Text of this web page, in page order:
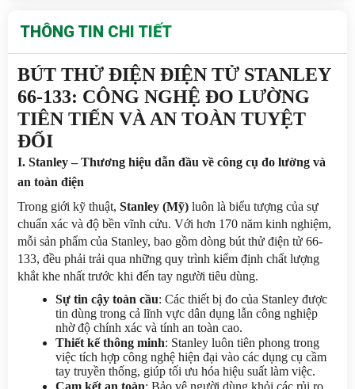
THÔNG TIN CHI TIẾT
BÚT THỬ ĐIỆN ĐIỆN TỬ STANLEY
66-133: CÔNG NGHỆ ĐO LƯỜNG
TIÊN TIẾN VÀ AN TOÀN TUYỆT
ĐỐI
I. Stanley – Thương hiệu dẫn đầu về công cụ đo lường và
an toàn điện
Trong giới kỹ thuật, Stanley (Mỹ) luôn là biểu tượng của sự
chuẩn xác và độ bền vĩnh cửu. Với hơn 170 năm kinh nghiệm,
mỗi sản phẩm của Stanley, bao gồm dòng bút thử điện tử 66-
133, đều phải trải qua những quy trình kiểm định chất lượng
khắt khe nhất trước khi đến tay người tiêu dùng.
Sự tin cậy toàn cầu: Các thiết bị đo của Stanley được
tin dùng trong cả lĩnh vực dân dụng lẫn công nghiệp
nhờ độ chính xác và tính an toàn cao.
Thiết kế thông minh: Stanley luôn tiên phong trong
việc tích hợp công nghệ hiện đại vào các dụng cụ cầm
tay truyền thống, giúp tối ưu hóa hiệu suất làm việc.
Cam kết an toàn: Bảo vệ người dùng khỏi các rủi ro